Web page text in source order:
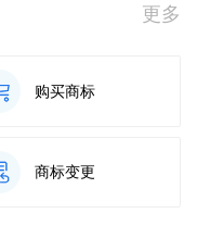
更多
购买商标
商标变更